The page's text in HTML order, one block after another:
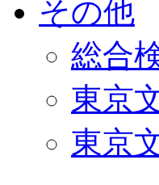
その他
総合
東京
東京